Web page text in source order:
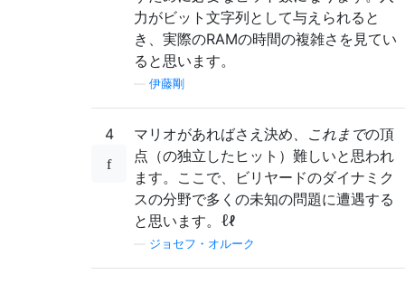
力がビット文字列として与えられると
き、実際のRAMの時間の複雑さを見てい
ると思います。
伊藤剛
4 マリオがあればさえ決め、これまでの頂
点（の独立したヒット）難しいと思われ
ます。ここで、ビリヤードのダイナミク
スの分野で多くの未知の問題に遭遇する
と思います。 ℓℓ
ジョセフ・オルーク